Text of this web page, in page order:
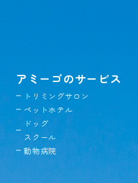
アミーゴのサービス
トリミングサロン
ペットホテル
ドッグ
スクール
動物病院